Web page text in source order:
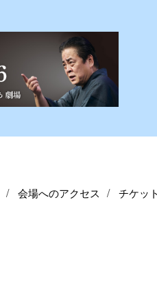
会場へのアクセス チケッ